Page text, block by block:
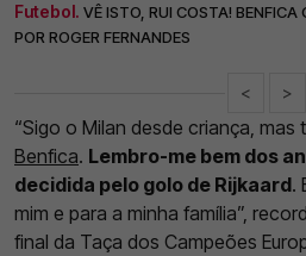
Futebol. VÊ ISTO, RUI COSTA!
POR ROGER FERNANDES
< >
“Sigo o Milan desde criança,
Benfica. Lembro-me bem dos
decidida pelo golo de Rijkaard.
mim e para a minha família”,
final da Taça dos Campeões